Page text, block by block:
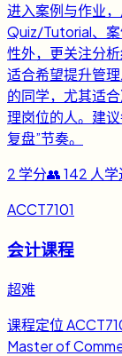
进入案例与作业
Quiz/Tutorial、
性外，更关注分
适合希望提升管
的同学，尤其适
理岗位的人。建
复盘”节奏。
2 学分👥142 人学
ACCT7101
会计课程
超难
课程定位
Master of